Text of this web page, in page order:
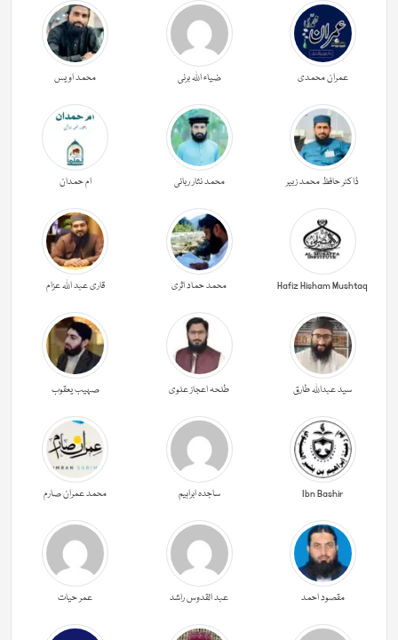
عمران محمدی ضیاء اللہ برنی محمد اویس
ڈاکٹر حافظ محمد زبیر محمد نثار ربانی ام حمدان
Hafiz Hisham Mushtaq محمد حماد اثری قاری عبد اللہ عزام
سید عبداللہ طارق طلحہ اعجاز علوی صہیب یعقوب
Ibn Bashir ساجدہ ابراہیم محمد عمران صارم
مقصود احمد عبد القدوس راشد عمر حیات